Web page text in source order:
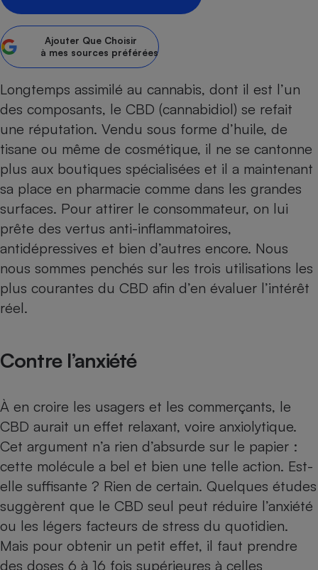
Ajouter Que Choisir
à mes sources préférées
Longtemps assimilé au cannabis, dont il est l’un
des composants, le CBD (cannabidiol) se refait
une réputation. Vendu sous forme d’huile, de
tisane ou même de cosmétique, il ne se cantonne
plus aux boutiques spécialisées et il a maintenant
sa place en pharmacie comme dans les grandes
surfaces. Pour attirer le consommateur, on lui
prête des vertus anti-inflammatoires,
antidépressives et bien d’autres encore. Nous
nous sommes penchés sur les trois utilisations les
plus courantes du CBD afin d’en évaluer l’intérêt
réel.
Contre l’anxiété
À en croire les usagers et les commerçants, le
CBD aurait un effet relaxant, voire anxiolytique.
Cet argument n’a rien d’absurde sur le papier :
cette molécule a bel et bien une telle action. Est-
elle suffisante ? Rien de certain. Quelques études
suggèrent que le CBD seul peut réduire l’anxiété
ou les légers facteurs de stress du quotidien.
Mais pour obtenir un petit effet, il faut prendre
des doses 6 à 16 fois supérieures à celles
bouteille
Banque
Lave-linge
Climatiseur -
Téléviseur
Antivirus
Matelas
Radiateur électrique
Climatiseur -
Ventilateur
Antimoustique